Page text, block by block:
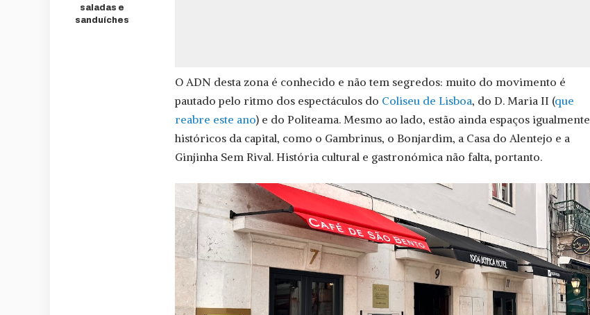
saladas e
sanduíches
O ADN desta zona é conhecido e não tem segredos: muito do movimento é
pautado pelo ritmo dos espectáculos do Coliseu de Lisboa, do D. Maria II (que
reabre este ano) e do Politeama. Mesmo ao lado, estão ainda espaços igualmente
históricos da capital, como o Gambrinus, o Bonjardim, a Casa do Alentejo e a
Ginjinha Sem Rival. História cultural e gastronómica não falta, portanto.